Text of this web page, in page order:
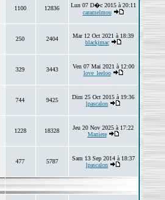
1100 12836
Lun 07 D�c 2015 à 20:11
caramelmou
250 2404
Mar 12 Oct 2021 à 18:39
blackjmac
329 3443
Ven 07 Mai 2021 à 12:00
love_leeloo
744 9425
Dim 25 Oct 2015 à 19:36
lpascalon
1228 18328
Jeu 20 Nov 2025 à 17:22
Maniere
477 5787
Sam 13 Sep 2014 à 18:37
lpascalon